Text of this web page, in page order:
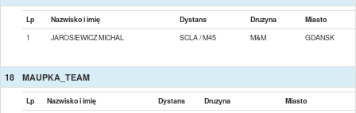
Lp Nazwisko i imię Dystans Druzyna
Miasto
1
JAROSIEWICZ MICHAL SCLA / M45 M&M GDANSK
18 MAUPKA_TEAM
Lp Nazwisko i imię Dystans Druzyna
Miasto